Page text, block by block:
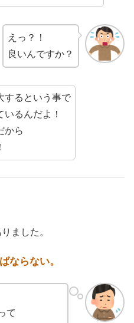
えっ？！
良いんですか？
するという事で
るんだよ！
から
ました。
ならない。
て